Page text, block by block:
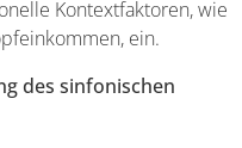
Kontextfaktoren, wie
ein.
des sinfonischen